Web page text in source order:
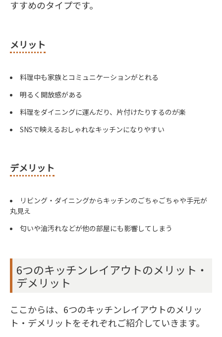
すすめのタイプです。
メリット
料理中も家族とコミュニケーションがとれる
明るく開放感がある
料理をダイニングに運んだり、片付けたりするのが楽
SNSで映えるおしゃれなキッチンになりやすい
デメリット
リビング・ダイニングからキッチンのごちゃごちゃや手元が
丸見え
匂いや油汚れなどが他の部屋にも影響してしまう
6つのキッチンレイアウトのメリット・
デメリット
ここからは、6つのキッチンレイアウトのメリッ
ト・デメリットをそれぞれご紹介していきます。